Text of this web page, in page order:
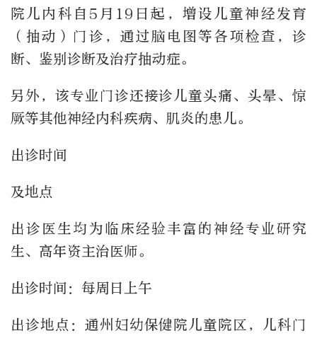
院儿内科自5月19日起，增设儿童神经发育
（抽动）门诊，通过脑电图等各项检查，诊
断、鉴别诊断及治疗抽动症。
另外，该专业门诊还接诊儿童头痛、头晕、惊
厥等其他神经内科疾病、肌炎的患儿。
出诊时间
及地点
出诊医生均为临床经验丰富的神经专业研究
生、高年资主治医师。
出诊时间：每周日上午
出诊地点：通州妇幼保健院儿童院区，儿科门